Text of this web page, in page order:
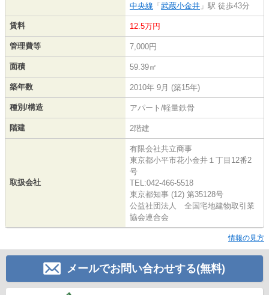
中央線 「 武蔵小金井 」駅 徒歩43分
賃料 12.5万円
管理費等 7,000円
面積 59.39㎡
築年数 2010年 9月 (築15年)
種別/構造 アパート/軽量鉄骨
階建 2階建
取扱会社
有限会社共立商事
東京都小平市花小金井１丁目12番2
号
TEL:042-466-5518
東京都知事 (12) 第35128号
公益社団法人 全国宅地建物取引業
協会連合会
情報の見方
メールでお問い合わせする(無料)